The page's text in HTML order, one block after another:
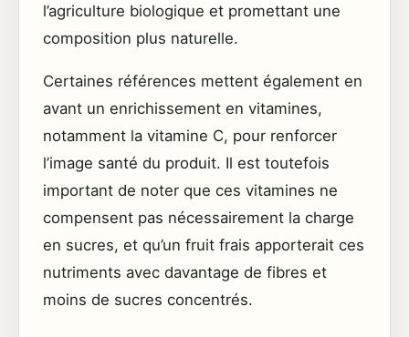
l’agriculture biologique et promettant une
composition plus naturelle.
Certaines références mettent également en
avant un enrichissement en vitamines,
notamment la vitamine C, pour renforcer
l’image santé du produit. Il est toutefois
important de noter que ces vitamines ne
compensent pas nécessairement la charge
en sucres, et qu’un fruit frais apporterait ces
nutriments avec davantage de fibres et
moins de sucres concentrés.